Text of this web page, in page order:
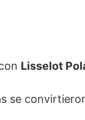
Lisselot
se